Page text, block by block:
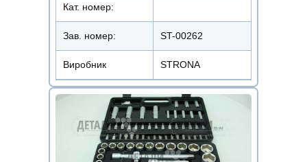
Кат. номер:
Зав. номер: ST-00262
Виробник STRONA